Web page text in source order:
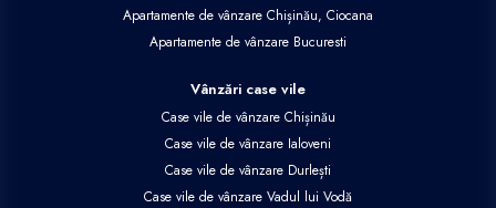
Apartamente de vânzare Chișinău, Ciocana
Apartamente de vânzare Bucuresti
Vânzări case vile
Case vile de vânzare Chișinău
Case vile de vânzare Ialoveni
Case vile de vânzare Durlești
Case vile de vânzare Vadul lui Vodă